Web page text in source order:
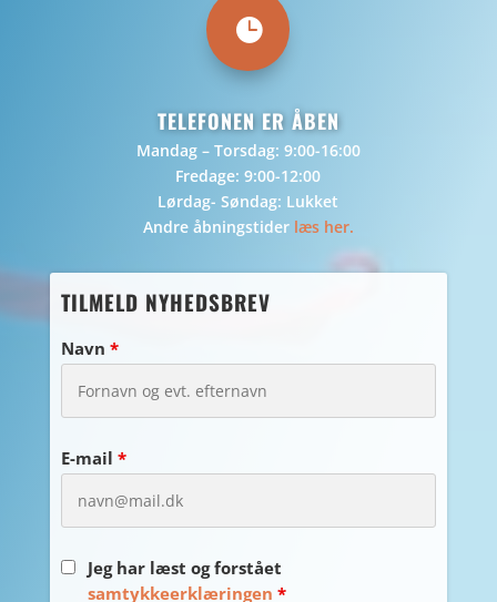

TELEFONEN ER ÅBEN
Mandag – Torsdag: 9:00-16:00
Fredage: 9:00-12:00
Lørdag- Søndag: Lukket
Andre åbningstider læs her.
TILMELD NYHEDSBREV
Navn *
E-mail *
Jeg har læst og forstået
samtykkeerklæringen *